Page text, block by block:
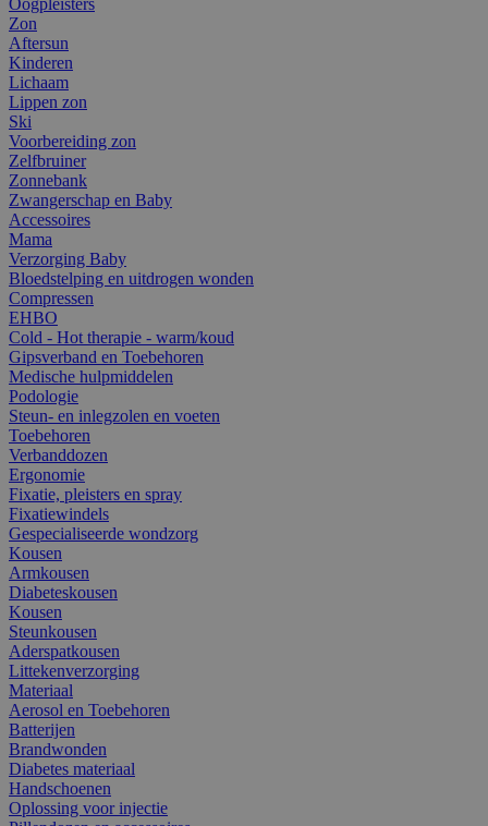
Zon
Aftersun
Kinderen
Lichaam
Lippen zon
Ski
Voorbereiding zon
Zelfbruiner
Zonnebank
Zwangerschap en Baby
Accessoires
Mama
Verzorging Baby
Bloedstelping en uitdrogen wonden
Compressen
EHBO
Cold - Hot therapie - warm/koud
Gipsverband en Toebehoren
Medische hulpmiddelen
Podologie
Steun- en inlegzolen en voeten
Toebehoren
Verbanddozen
Ergonomie
Fixatie, pleisters en spray
Fixatiewindels
Gespecialiseerde wondzorg
Kousen
Armkousen
Diabeteskousen
Kousen
Steunkousen
Aderspatkousen
Littekenverzorging
Materiaal
Aerosol en Toebehoren
Batterijen
Brandwonden
Diabetes materiaal
Handschoenen
Oplossing voor injectie